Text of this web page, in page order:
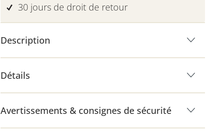
30 jours de droit de retour
Description
Détails
Avertissements & consignes de sécurité